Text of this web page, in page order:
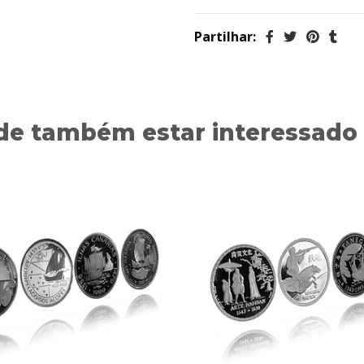
Partilhar:
também estar interessado